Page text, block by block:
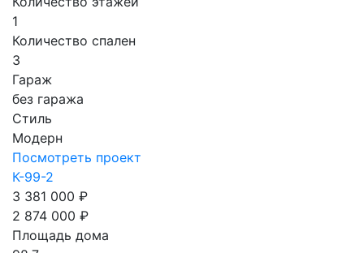
1
Количество спален
3
Гараж
без гаража
Стиль
Модерн
Посмотреть проект
К-99-2
3 381 000 ₽
2 874 000 ₽
Площадь дома